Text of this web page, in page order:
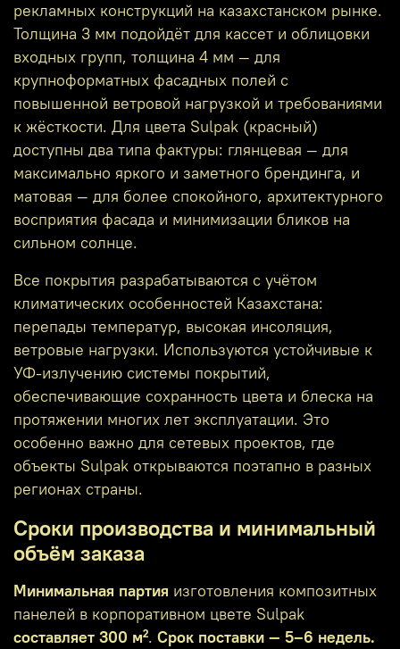
рекламных конструкций на казахстанском рынке.
Толщина 3 мм подойдёт для кассет и облицовки
входных групп, толщина 4 мм — для
крупноформатных фасадных полей с
повышенной ветровой нагрузкой и требованиями
к жёсткости. Для цвета Sulpak (красный)
доступны два типа фактуры: глянцевая — для
максимально яркого и заметного брендинга, и
матовая — для более спокойного, архитектурного
восприятия фасада и минимизации бликов на
сильном солнце.
Все покрытия разрабатываются с учётом
климатических особенностей Казахстана:
перепады температур, высокая инсоляция,
ветровые нагрузки. Используются устойчивые к
УФ‑излучению системы покрытий,
обеспечивающие сохранность цвета и блеска на
протяжении многих лет эксплуатации. Это
особенно важно для сетевых проектов, где
объекты Sulpak открываются поэтапно в разных
регионах страны.
Сроки производства и минимальный
объём заказа
Минимальная партия изготовления композитных
панелей в корпоративном цвете Sulpak
составляет 300 м². Срок поставки — 5–6 недель.